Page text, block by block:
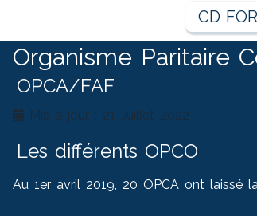
CD
Organisme Paritaire
OPCA/FAF
Mis à jour : 21 Juillet 2022
Les différents OPCO
Au 1er avril 2019, 20 OPCA ont laissé